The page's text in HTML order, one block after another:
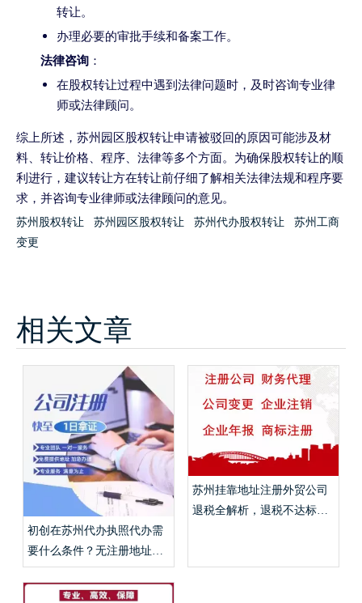
转让。
办理必要的审批手续和备案工作。
法律咨询 ：
在股权转让过程中遇到法律问题时，及时咨询专业律
师或法律顾问。
综上所述，苏州园区股权转让申请被驳回的原因可能涉及材
料、转让价格、程序、法律等多个方面。为确保股权转让的顺
利进行，建议转让方在转让前仔细了解相关法律法规和程序要
求，并咨询专业律师或法律顾问的意见。
苏州股权转让 苏州园区股权转让 苏州代办股权转让
苏州工商
变更
相关文章
初创在苏州代办执照代办需
要什么条件？无注册地址挂
靠、代账申报费用详解？
苏州挂靠地址注册外贸公司
退税全解析，退税不达标免